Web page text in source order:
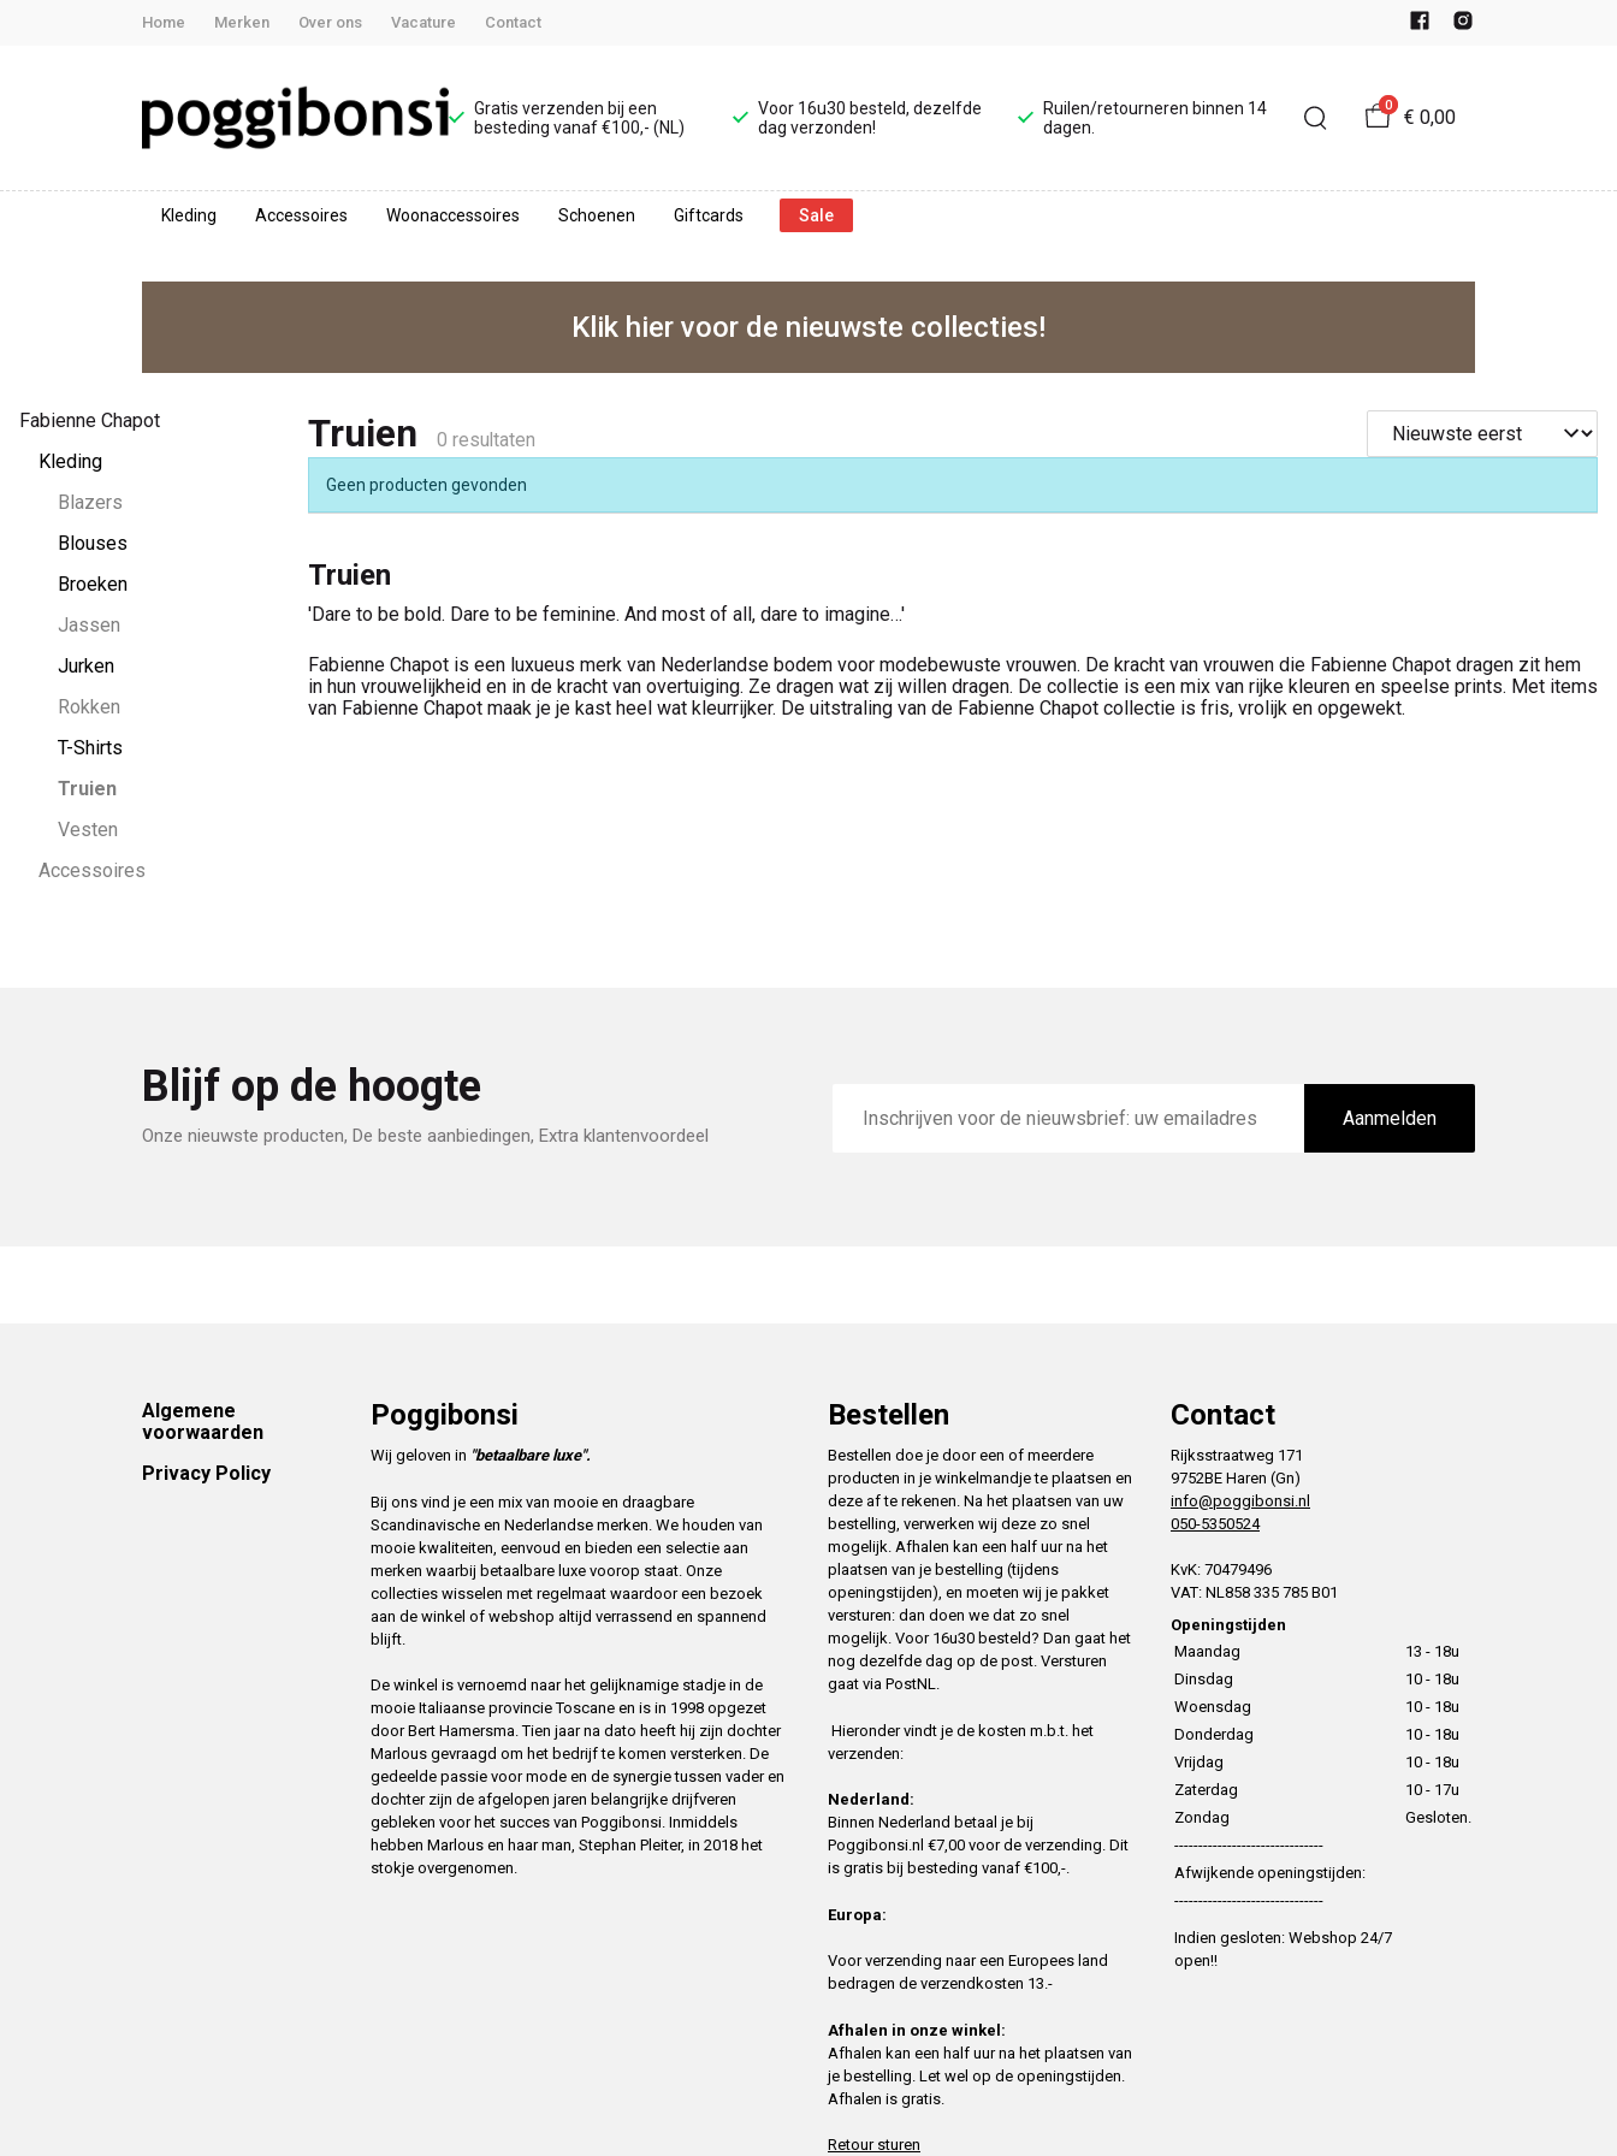
Home Merken Over ons Vacature Contact
Gratis verzenden bij een
besteding vanaf €100,- (NL)
Voor 16u30 besteld, dezelfde
dag verzonden!
Ruilen/retourneren binnen 14
dagen.
0
€ 0,00
Kleding Accessoires Woonaccessoires Schoenen Giftcards Sale
Truien
Poggibonsi
Klik hier voor de nieuwste collecties!
Fabienne Chapot
Kleding
Blazers
Blouses
Broeken
Jassen
Jurken
Rokken
T-Shirts
Truien
Vesten
Accessoires
Truien 0 resultaten
Geen producten gevonden
Truien
'Dare to be bold. Dare to be feminine. And most of all, dare to imagine…'
Fabienne Chapot is een luxueus merk van Nederlandse bodem voor modebewuste vrouwen. De kracht van vrouwen die Fabienne Chapot dragen zit hem
in hun vrouwelijkheid en in de kracht van overtuiging. Ze dragen wat zij willen dragen. De collectie is een mix van rijke kleuren en speelse prints. Met items
van Fabienne Chapot maak je je kast heel wat kleurrijker. De uitstraling van de Fabienne Chapot collectie is fris, vrolijk en opgewekt.
Blijf op de hoogte
Onze nieuwste producten, De beste aanbiedingen, Extra klantenvoordeel
mailadres
Aanmelden
Footer
Algemene
voorwaarden
Privacy Policy
Poggibonsi
Wij geloven in "betaalbare luxe".
Bij ons vind je een mix van mooie en draagbare
Scandinavische en Nederlandse merken. We houden van
mooie kwaliteiten, eenvoud en bieden een selectie aan
merken waarbij betaalbare luxe voorop staat. Onze
collecties wisselen met regelmaat waardoor een bezoek
aan de winkel of webshop altijd verrassend en spannend
blijft.
De winkel is vernoemd naar het gelijknamige stadje in de
mooie Italiaanse provincie Toscane en is in 1998 opgezet
door Bert Hamersma. Tien jaar na dato heeft hij zijn dochter
Marlous gevraagd om het bedrijf te komen versterken. De
gedeelde passie voor mode en de synergie tussen vader en
dochter zijn de afgelopen jaren belangrijke drijfveren
gebleken voor het succes van Poggibonsi. Inmiddels
hebben Marlous en haar man, Stephan Pleiter, in 2018 het
stokje overgenomen.
Bestellen
Bestellen doe je door een of meerdere
producten in je winkelmandje te plaatsen en
deze af te rekenen. Na het plaatsen van uw
bestelling, verwerken wij deze zo snel
mogelijk. Afhalen kan een half uur na het
plaatsen van je bestelling (tijdens
openingstijden), en moeten wij je pakket
versturen: dan doen we dat zo snel
mogelijk. Voor 16u30 besteld? Dan gaat het
nog dezelfde dag op de post. Versturen
gaat via PostNL.
Hieronder vindt je de kosten m.b.t. het
verzenden:
Nederland:
Binnen Nederland betaal je bij
Poggibonsi.nl €7,00 voor de verzending. Dit
is gratis bij besteding vanaf €100,-.
Europa:
Voor verzending naar een Europees land
bedragen de verzendkosten 13.-
Afhalen in onze winkel:
Afhalen kan een half uur na het plaatsen van
je bestelling. Let wel op de openingstijden.
Afhalen is gratis.
Retour sturen
Contact
Rijksstraatweg 171
9752BE Haren (Gn)
info@poggibonsi.nl
050-5350524
KvK: 70479496
VAT: NL858 335 785 B01
Openingstijden
Maandag
13 - 18u
Dinsdag
10 - 18u
Woensdag
10 - 18u
Donderdag
10 - 18u
Vrijdag
10 - 18u
Zaterdag
10 - 17u
Zondag
Gesloten.
-------------------------------
Afwijkende openingstijden:
-------------------------------
Indien gesloten: Webshop 24/7
open!!